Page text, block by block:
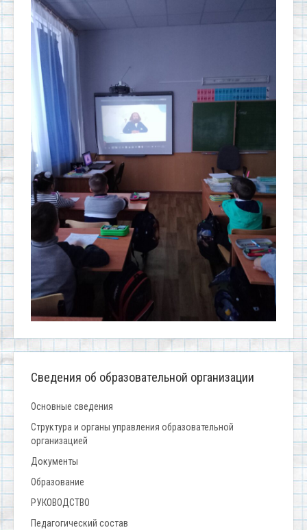
Сведения об образовательной организации
Основные сведения
Структура и органы управления образовательной
организацией
Документы
Образование
РУКОВОДСТВО
Педагогический состав